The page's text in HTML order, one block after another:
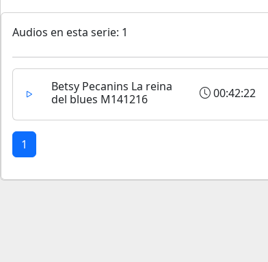
Audios en esta serie: 1
Betsy Pecanins La reina
del blues M141216
00:42:22
1